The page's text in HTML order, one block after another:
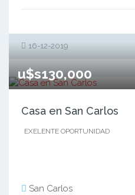
16-12-2019
u$s130,000
Casa en San Carlos
EXELENTE OPORTUNIDAD
San Carlos